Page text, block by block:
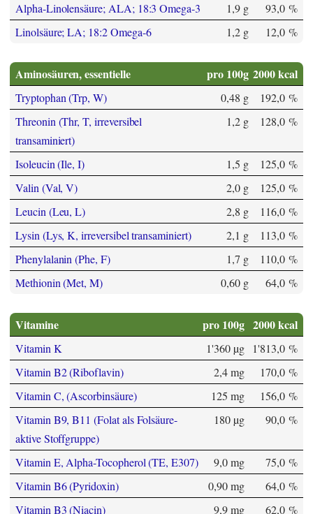
Alpha-Linolensäure; ALA; 18:3 Omega-3 1,9 g
93,0 %
Linolsäure; LA; 18:2 Omega-6
1,2 g 12,0 %
Aminosäuren, essentielle pro 100g 2000 kcal
Tryptophan (Trp, W) 0,48 g
192,0 %
Threonin (Thr, T, irreversibel
transaminiert)
1,2 g 128,0 %
Isoleucin (Ile, I) 1,5 g
125,0 %
Valin (Val, V)
2,0 g
125,0 %
Leucin (Leu, L)
2,8 g
116,0 %
Lysin (Lys, K, irreversibel transaminiert)
2,1 g
113,0 %
Phenylalanin (Phe, F)
1,7 g
110,0 %
Methionin (Met, M)
0,60 g 64,0 %
Vitamine pro 100g 2000 kcal
Vitamin K 1'360 µg
1'813,0 %
Vitamin B2 (Riboflavin)
2,4 mg
170,0 %
Vitamin C, (Ascorbinsäure)
125 mg
156,0 %
Vitamin B9, B11 (Folat als Folsäure-
aktive Stoffgruppe)
180 µg 90,0 %
Vitamin E, Alpha-Tocopherol (TE, E307) 9,0 mg
75,0 %
Vitamin B6 (Pyridoxin)
0,90 mg
64,0 %
Vitamin B3 (Niacin)
9,9 mg
62,0 %